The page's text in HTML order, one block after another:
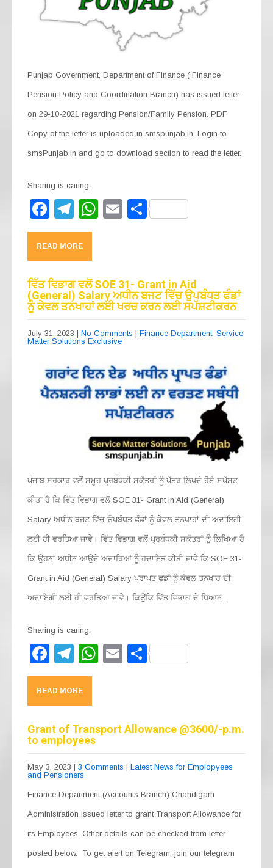
Punjab Government, Department of Finance ( Finance
Pension Policy and Coordination Branch) has issued letter
on 29-10-2021 regarding Pension/Family Pension. PDF
Copy of the letter is uploaded in smspunjab.in. Login to
smsPunjab.in and go to download section to read the letter.
Sharing is caring:
F
a
c
e
b
o
o
k
T
el
e
gr
a
m
W
A
p
p
E S
READ MORE
ਵਿੱਤ ਵਿਭਾਗ ਵਲੋਂ SOE 31- Grant in Aid
(General) Salary ਅਧੀਨ ਬਜਟ ਵਿੱਚ ਉਪਬੰਧਤ ਫੰਡਾਂ
ਨੂੰ ਕੇਵਲ ਤਨਖਾਹਾਂ ਲਈ ਖਰਚ ਕਰਨ ਲਈ ਸਪੱਸ਼ਟੀਕਰਨ
July 31, 2023 | No Comments | Finance Department, Service
Matter Solutions Exclusive
ਪੰਜਾਬ ਸਰਕਾਰ ਵਲੋਂ ਸਮੂਹ ਪ੍ਰਬੰਧਕੀ ਸਕੱਤਰਾਂ ਨੂੰ ਪੱਤਰ ਲਿਖਦੇ ਹੋਏ ਸਪੱਸ਼ਟ
ਕੀਤਾ ਹੈ ਕਿ ਵਿੱਤ ਵਿਭਾਗ ਵਲੋਂ SOE 31- Grant in Aid (General)
Salary ਅਧੀਨ ਬਜਟ ਵਿੱਚ ਉਪਬੰਧਤ ਫੰਡਾਂ ਨੂੰ ਕੇਵਲ ਤਨਖਾਹਾਂ ਦੀ ਅਦਾਇਗੀ
ਲਈ ਹੀ ਵਰਤਿਆ ਜਾਵੇ। ਵਿੱਤ ਵਿਭਾਗ ਵਲੋਂ ਪ੍ਰਬੰਧਕੀ ਸਕੱਤਰਾਂ ਨੂੰ ਲਿਖਿਆ ਹੈ
ਕਿ ਉਹਨਾਂ ਅਧੀਨ ਆਉਂਦੇ ਅਦਾਰਿਆਂ ਨੂੰ ਹਦਾਇਤ ਕੀਤੀ ਜਾਵੇ ਕਿ SOE 31-
Grant in Aid (General) Salary ਪ੍ਰਾਪਤ ਫੰਡਾਂ ਨੂੰ ਕੇਵਲ ਤਨਖਾਹ ਦੀ
ਅਦਾਇਗੀ ਲਈ ਹੀ ਵਰਤਿਆ ਜਾਵੇ। ਕਿਉਂਕਿ ਵਿੱਤ ਵਿਭਾਗ ਦੇ ਧਿਆਨ…
Sharing is caring:
F
a
c
e
b
o
o
k
T
el
e
gr
a
m
W
A
p
p
E S
READ MORE
Grant of Transport Allowance @3600/-p.m.
to employees
May 3, 2023 | 3 Comments | Latest News for Emplopyees
and Pensioners
Finance Department (Accounts Branch) Chandigarh
Administration issued letter to grant Transport Allowance for
its Employees. Other details can be checked from letter
posted below. To get alert on Telegram, join our telegram